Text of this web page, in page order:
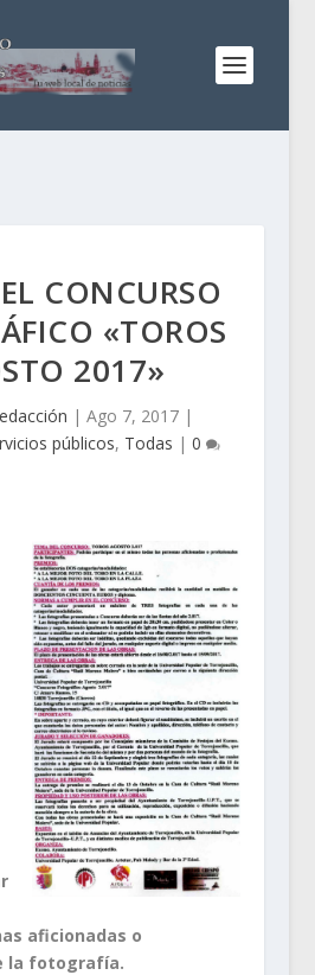
CONCURSO
«TOROS
2017»
| Ago 7, 2017|
públicos, Todas | 0
aficionadas o
la fotografía.